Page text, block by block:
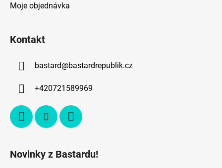
Moje objednávka
Kontakt
bastard@bastardrepublik.cz
+420721589969
Novinky z Bastardu!